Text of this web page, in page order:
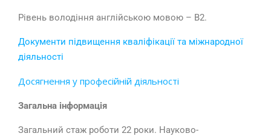
Рівень володіння англійською мовою – B2.
Документи підвищення кваліфікації та міжнародної
діяльності
Досягнення у професійній діяльності
Загальна інформація
Загальний стаж роботи 22 роки. Науково-